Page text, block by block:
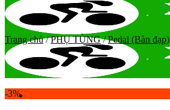
Trang chủ / PHỤ TÙNG / Pedal (Bàn đạp)
-3%